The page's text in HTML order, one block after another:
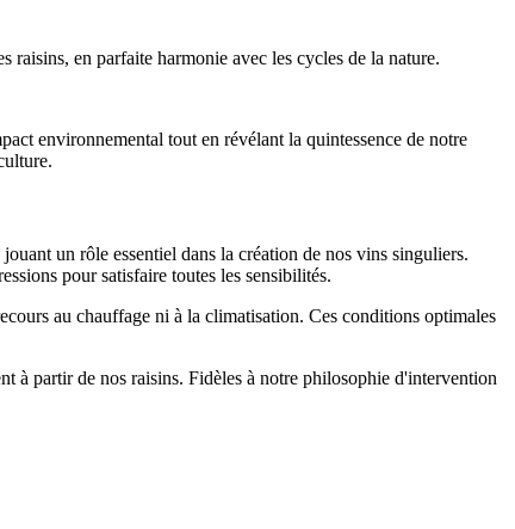
en parfaite harmonie avec les cycles de la nature.
environnemental tout en révélant la quintessence de notre
un rôle essentiel dans la création de nos vins singuliers.
pour satisfaire toutes les sensibilités.
au chauffage ni à la climatisation. Ces conditions optimales
à partir de nos raisins. Fidèles à notre philosophie d'intervention